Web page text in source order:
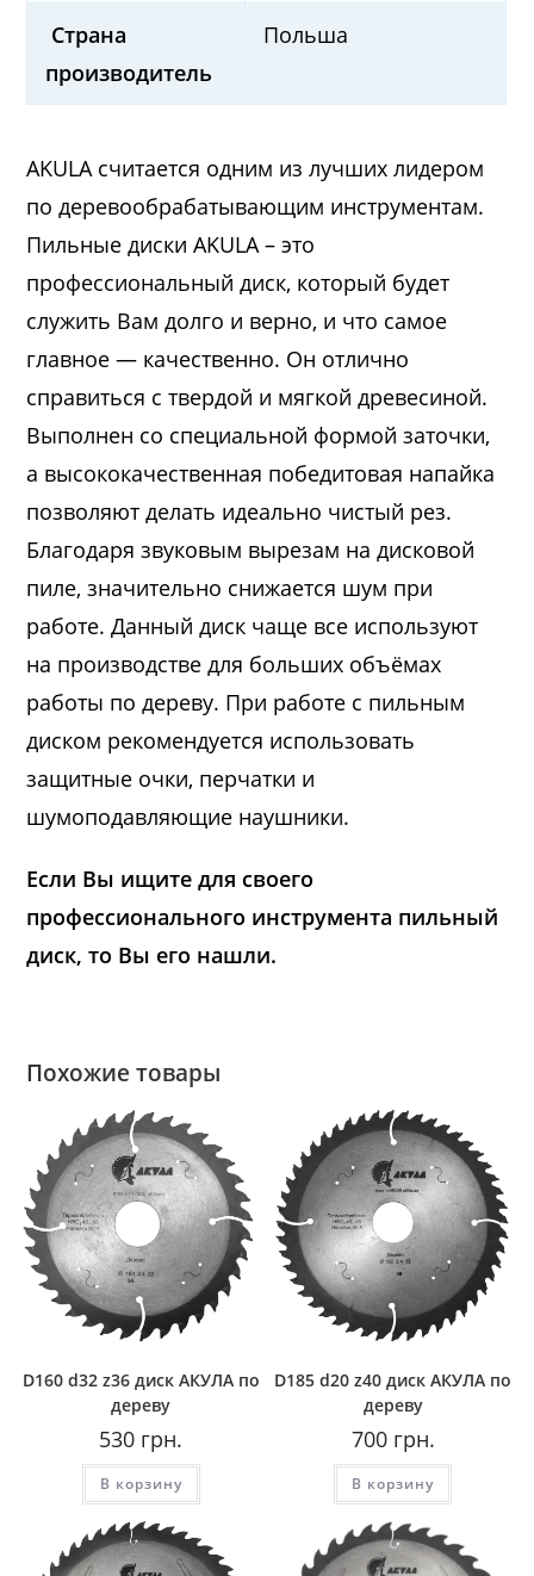
Страна
производитель
Польша
AKULA считается одним из лучших лидером
по деревообрабатывающим инструментам.
Пильные диски AKULA – это
профессиональный диск, который будет
служить Вам долго и верно, и что самое
главное — качественно. Он отлично
справиться с твердой и мягкой древесиной.
Выполнен со специальной формой заточки,
а высококачественная победитовая напайка
позволяют делать идеально чистый рез.
Благодаря звуковым вырезам на дисковой
пиле, значительно снижается шум при
работе. Данный диск чаще все используют
на производстве для больших объёмах
работы по дереву. При работе с пильным
диском рекомендуется использовать
защитные очки, перчатки и
шумоподавляющие наушники.
Если Вы ищите для своего
профессионального инструмента пильный
диск, то Вы его нашли.
Похожие товары
D160 d32 z36 диск АКУЛА по
дереву
530 грн.
В корзину
D185 d20 z40 диск АКУЛА по
дереву
700грн.
В корзину